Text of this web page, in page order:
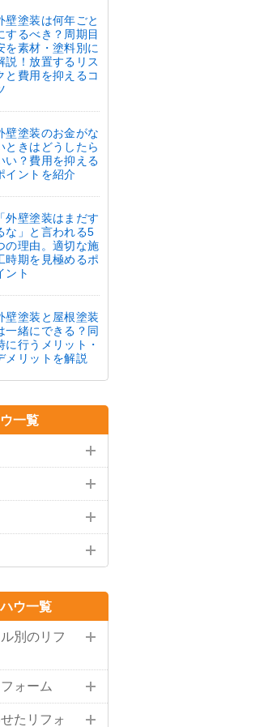
壁塗装は何年ごと
するべき？周期目
を素材・塗料別に
説！放置するリス
と費用を抑えるコ
壁塗装のお金がな
ときはどうしたら
い？費用を抑える
イントを紹介
「外壁塗装はまだす
な」と言われる5
の理由。適切な施
時期を見極めるポ
ント
壁塗装と屋根塗装
一緒にできる？同
に行うメリット・
メリットを解説
一覧
ウ一覧
別のリフ
ォーム
たリフォ